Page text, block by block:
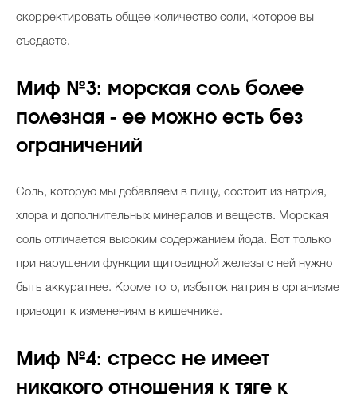
скорректировать общее количество соли, которое вы
съедаете.
Миф №3: морская соль более
полезная - ее можно есть без
ограничений
Соль, которую мы добавляем в пищу, состоит из натрия,
хлора и дополнительных минералов и веществ. Морская
соль отличается высоким содержанием йода. Вот только
при нарушении функции щитовидной железы с ней нужно
быть аккуратнее. Кроме того, избыток натрия в организме
приводит к изменениям в кишечнике.
Миф №4: стресс не имеет
никакого отношения к тяге к